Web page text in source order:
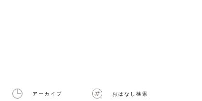
アーカイブ おはなし検索